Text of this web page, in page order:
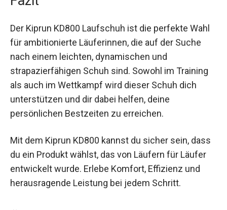
Wetterbedingungen.
Fazit
Der Kiprun KD800 Laufschuh ist die perfekte
Wahl für ambitionierte Läuferinnen, die auf der
Suche nach einem leichten, dynamischen und
strapazierfähigen Schuh sind. Sowohl im Training
als auch im Wettkampf wird dieser Schuh dich
unterstützen und dir dabei helfen, deine
persönlichen Bestzeiten zu erreichen.
Mit dem Kiprun KD800 kannst du sicher sein,
dass du ein Produkt wählst, das von Läufern für